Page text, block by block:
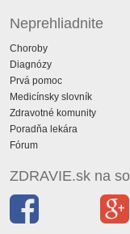
Neprehliadnite
Choroby
Diagnózy
Prvá pomoc
Medicínsky slovník
Zdravotné komunity
Poradňa lekára
Fórum
ZDRAVIE.sk na